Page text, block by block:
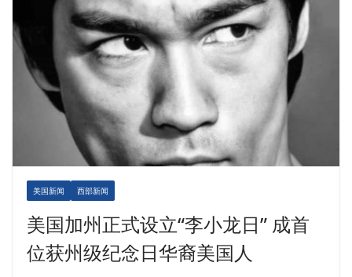
美国新闻 西部新闻
美国加州正式设立“李小龙日” 成首
位获州级纪念日华裔美国人